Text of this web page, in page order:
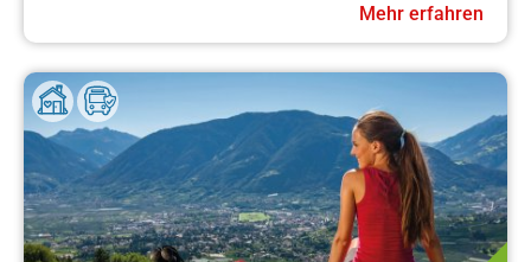
Mehr erfahren